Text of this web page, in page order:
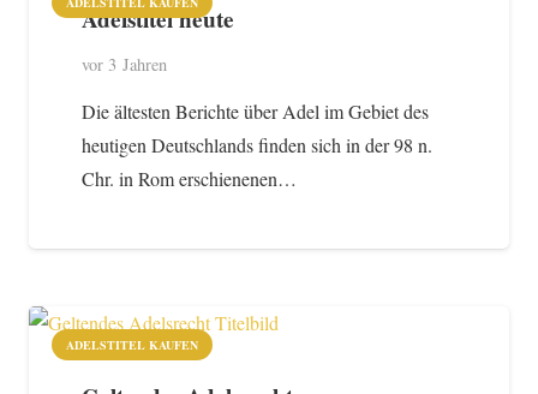
Adelstitel heute
vor 3 Jahren
Die ältesten Berichte über Adel im Gebiet des
heutigen Deutschlands finden sich in der 98 n.
Chr. in Rom erschienenen…
ADELSTITEL KAUFEN